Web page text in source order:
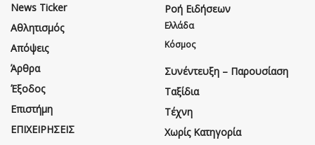
News Ticker
Αθλητισμός
Απόψεις
Άρθρα
Έξοδος
Επιστήμη
ΕΠΙΧΕΙΡΗΣΕΙΣ
Ροή Ειδήσεων
Ελλάδα
Κόσμος
Συνέντευξη – Παρουσίαση
Ταξίδια
Τέχνη
Χωρίς Κατηγορία